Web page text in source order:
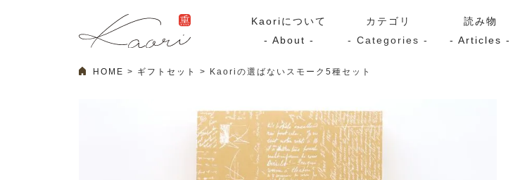
Kaoriについて
- About -
カテゴリ
- Categories -
スモークサーモン
マリネ
その他
読み物
- Articles -
HOME ギフトセット Kaoriの選ばないスモーク5種セット